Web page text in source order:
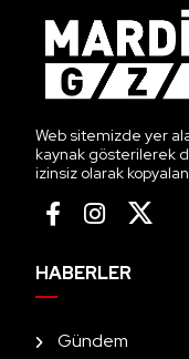
Web sitemizde yer
kaynak gösterilerek
izinsiz olarak
HABERLER
Gündem